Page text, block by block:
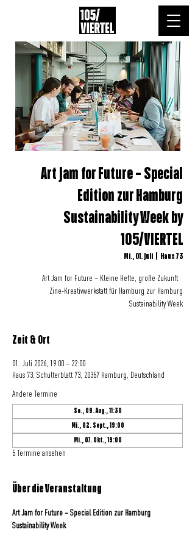
Art Jam for Future – Special
Edition zur Hamburg
Sustainability Week by
105/VIERTEL
Mi., 01. Juli Haus 73
Art Jam for Future – Kleine Hefte, große Zukunft
Zine-Kreativwerkstatt für Hamburg zur Hamburg
Sustainability Week
Zeit & Ort
01. Juli 2026, 19:00 – 22:00
Haus 73, Schulterblatt 73, 20357 Hamburg, Deutschland
Andere Termine
So., 09. Aug., 11:30
Mi., 02. Sept., 19:00
Mi., 07. Okt., 19:00
5 Termine ansehen
Über die Veranstaltung
Art Jam for Future – Special Edition zur Hamburg
Sustainability Week